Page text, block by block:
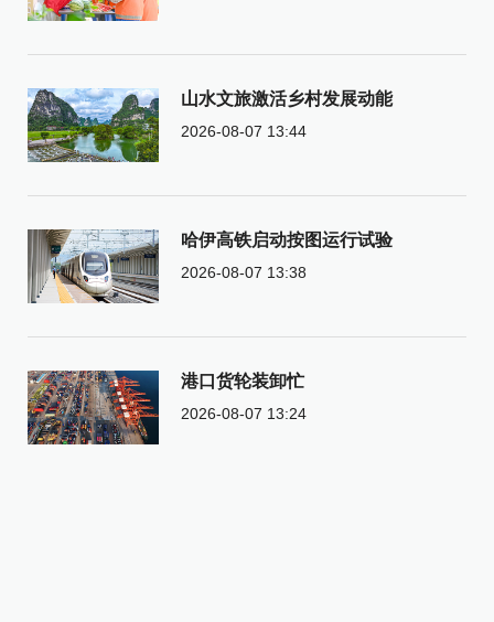
山水文旅激活乡村发展动能
2026-08-07 13:44
哈伊高铁启动按图运行试验
2026-08-07 13:38
港口货轮装卸忙
2026-08-07 13:24